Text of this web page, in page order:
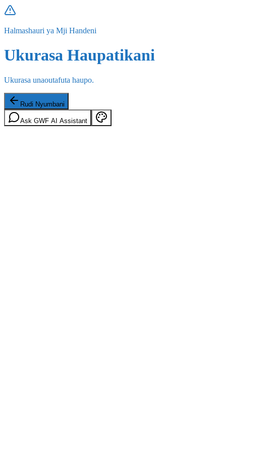
Halmashauri ya Mji Handeni
Ukurasa Haupatikani
Ukurasa unaoutafuta haupo.
Rudi Nyumbani
Ask GWF AI Assistant